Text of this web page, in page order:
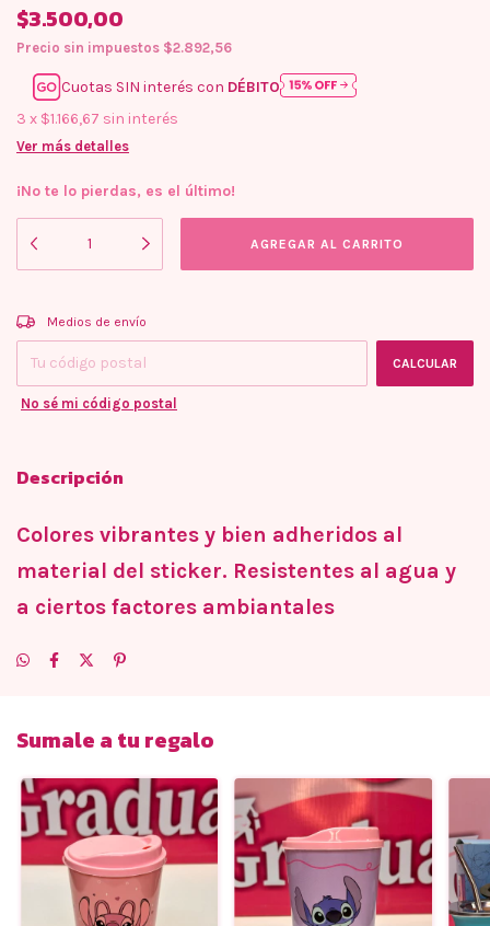
$3.500,00
Precio sin impuestos $2.892,56
Cuotas SIN interés con DÉBITO
3 x $1.166,67 sin interés
Ver más detalles
¡No te lo pierdas, es el último!
Entregas para el CP:
Medios de envío
CALCULAR
No sé mi código postal
Descripción
Colores vibrantes y bien adheridos al
material del sticker. Resistentes al agua y
a ciertos factores ambiantales
Sumale a tu regalo